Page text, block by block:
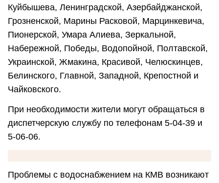
Куйбышева, Ленинградской, Азербайджанской,
Грозненской, Марины Расковой, Марцинкевича,
Пионерской, Умара Алиева, Зеркальной,
Набережной, Победы, Водопойной, Полтавской,
Украинской, Жмакина, Красивой, Челюскинцев,
Белинского, Главной, Западной, Крепостной и
Чайковского.
При необходимости жители могут обращаться в
диспетчерскую службу по телефонам 5-04-39 и
5-06-06.
Проблемы с водоснабжением на КМВ возникают